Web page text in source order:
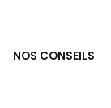
NOS CONSEILS